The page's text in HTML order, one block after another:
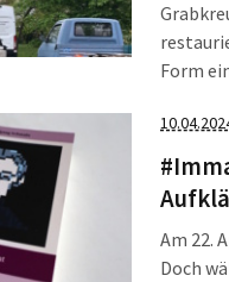
Form
Am 22.
Doch